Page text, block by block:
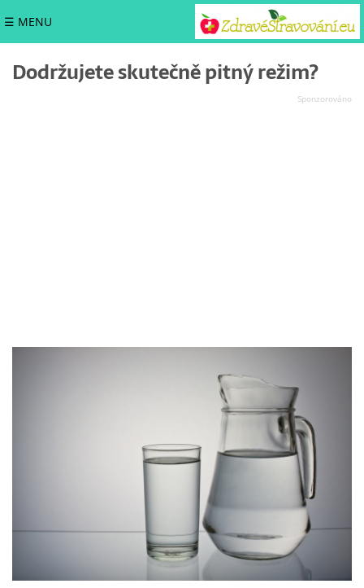
☰ MENU
Dodržujete skutečně pitný režim?